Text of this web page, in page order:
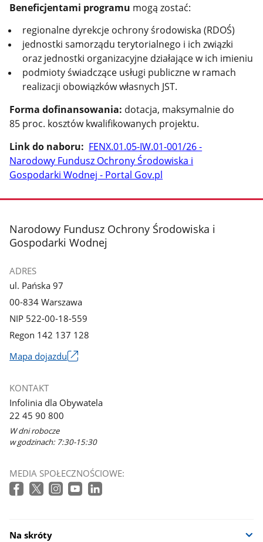
Beneficjentami programu mogą zostać:
regionalne dyrekcje ochrony środowiska (RDOŚ)
jednostki samorządu terytorialnego i ich związki
oraz jednostki organizacyjne działające w ich imieniu
podmioty świadczące usługi publiczne w ramach
realizacji obowiązków własnych JST.
Forma dofinansowania: dotacja, maksymalnie do
85 proc. kosztów kwalifikowanych projektu.
Link do naboru: FENX.01.05-IW.01-001/26 -
Narodowy Fundusz Ochrony Środowiska i
Gospodarki Wodnej - Portal Gov.pl
stopka
Narodowy Fundusz Ochrony Środowiska i
Gospodarki Wodnej
ADRES
ul. Pańska 97
00-834 Warszawa
NIP 522-00-18-559
Regon 142 137 128
Mapa dojazdu
się
w
nowym
oknie
KONTAKT
Infolinia dla Obywatela
22 45 90 800
W dni robocze
w godzinach: 7:30-15:30
MEDIA SPOŁECZNOŚCIOWE:
Na skróty